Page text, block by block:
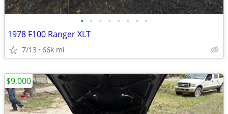
• • • • • • • •
1978 F100 Ranger XLT
7/13 66k mi
$9,000